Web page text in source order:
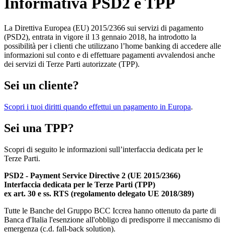
La Direttiva Europea (EU) 2015/2366 sui servizi di pagamento
(PSD2), entrata in vigore il 13 gennaio 2018, ha introdotto la
possibilità per i clienti che utilizzano l’home banking di accedere alle
informazioni sul conto e di effettuare pagamenti avvalendosi anche
dei servizi di Terze Parti autorizzate (TPP).
Sei un cliente?
Scopri i tuoi diritti quando effettui un pagamento in Europa.
Sei una TPP?
Scopri di seguito le informazioni sull’interfaccia dedicata per le
Terze Parti.
PSD2 - Payment Service Directive 2 (UE 2015/2366)
Interfaccia dedicata per le Terze Parti (TPP)
ex art. 30 e ss. RTS (regolamento delegato UE 2018/389)
Tutte le Banche del Gruppo BCC Iccrea hanno ottenuto da parte di
Banca d'Italia l'esenzione all'obbligo di predisporre il meccanismo di
emergenza (c.d. fall-back solution).